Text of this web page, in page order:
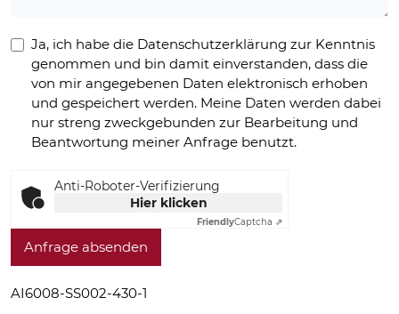
Ja, ich habe die Datenschutzerklärung zur Kenntnis
genommen und bin damit einverstanden, dass die
von mir angegebenen Daten elektronisch erhoben
und gespeichert werden. Meine Daten werden dabei
nur streng zweckgebunden zur Bearbeitung und
Beantwortung meiner Anfrage benutzt.
Anti-Roboter-Verifizierung
Hier klicken
FriendlyCaptcha ⇗
Anfrage absenden
AI6008-SS002-430-1